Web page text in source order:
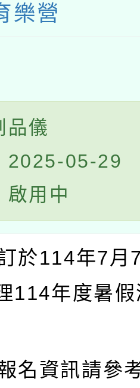
樂營
品儀
2025-05-29
啟用中
於114年7月
114年度暑
名資訊請參